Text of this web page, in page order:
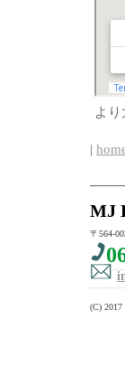
よ
|
MJ
〒564-
(C) 2017